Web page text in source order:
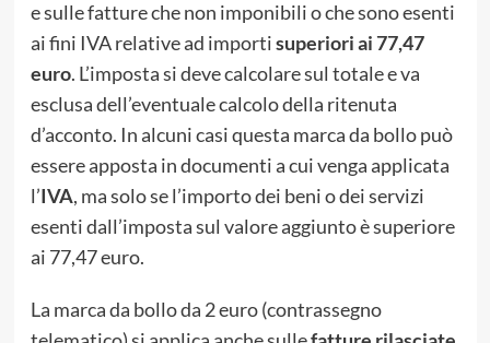
e sulle fatture che non imponibili o che sono esenti
ai fini IVA relative ad importisuperiori ai 77,47
euro. L’imposta si deve calcolare sul totale e va
esclusa dell’eventuale calcolo della ritenuta
d’acconto. In alcuni casi questa marca da bollo può
essere apposta in documenti a cui venga applicata
l’IVA, ma solo se l’importo dei beni o dei servizi
esenti dall’imposta sul valore aggiunto è superiore
ai 77,47 euro.
La marca da bollo da 2 euro (contrassegno